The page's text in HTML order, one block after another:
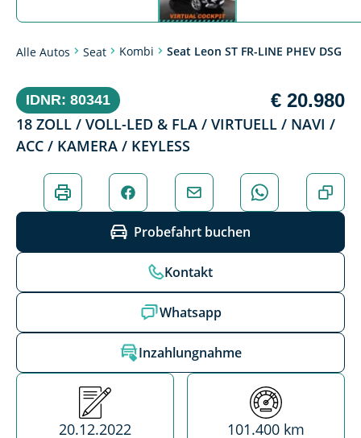
Alle Autos Seat Kombi Seat Leon ST FR-LINE PHEV DSG
IDNR: 80341 € 20.980
18 ZOLL / VOLL-LED & FLA / VIRTUELL / NAVI /
ACC / KAMERA / KEYLESS
Probefahrt buchen
Kontakt
Whatsapp
Inzahlungnahme
Erstzulassung
20.12.2022
Kilometerstand
101.400 km